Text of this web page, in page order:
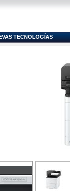
TECNOLOGÍAS